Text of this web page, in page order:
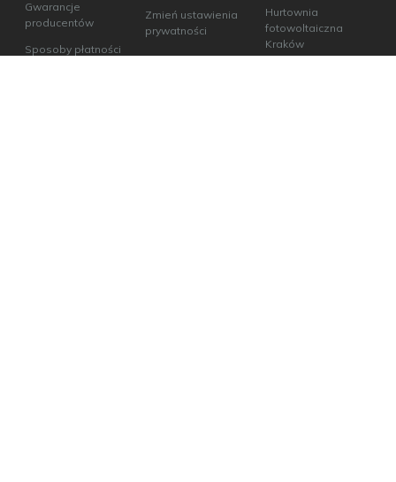
Gwarancje
producentów
Sposoby płatności
Zmień ustawienia
prywatności
Hurtownia
fotowoltaiczna
Kraków